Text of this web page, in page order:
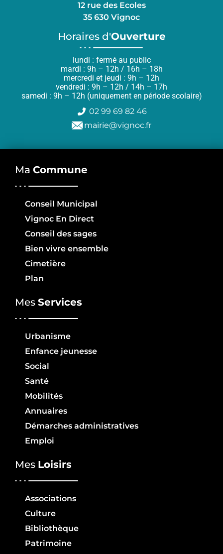
12 rue des Ecoles
35 630 Vignoc
Horaires d'Ouverture
lundi : fermé au public
mardi : 9h – 12h / 16h – 18h
mercredi et jeudi : 9h – 12h
vendredi : 9h – 12h / 14h – 17h
samedi : 9h – 12h (uniquement en période scolaire)
02 99 69 82 46
mairie@vignoc.fr
Ma Commune
Conseil Municipal
Vignoc En Direct
Conseil des sages
Bien vivre ensemble
Cimetière
Plan
Mes Services
Urbanisme
Enfance jeunesse
Social
Santé
Mobilités
Annuaires
Démarches administratives
Emploi
Mes Loisirs
Associations
Culture
Bibliothèque
Patrimoine